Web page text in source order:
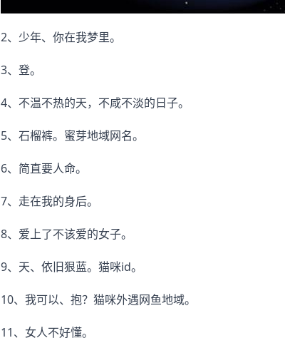
2、少年、你在我梦里。
3、登。
4、不温不热的天，不咸不淡的日子。
5、石榴裤。蜜芽地域网名。
6、简直要人命。
7、走在我的身后。
8、爱上了不该爱的女子。
9、天、依旧狠蓝。猫咪id。
10、我可以、抱？猫咪外遇网鱼地域。
11、女人不好懂。